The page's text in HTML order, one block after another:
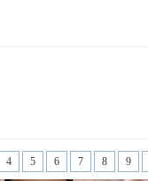
4 5 6 7 8 9